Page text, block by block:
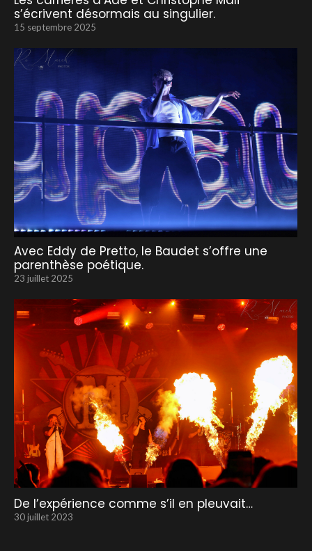
s’écrivent désormais au singulier.
15 septembre 2025
Avec Eddy de Pretto, le Baudet s’offre une
parenthèse poétique.
23 juillet 2025
De l’expérience comme s’il en pleuvait…
30 juillet 2023